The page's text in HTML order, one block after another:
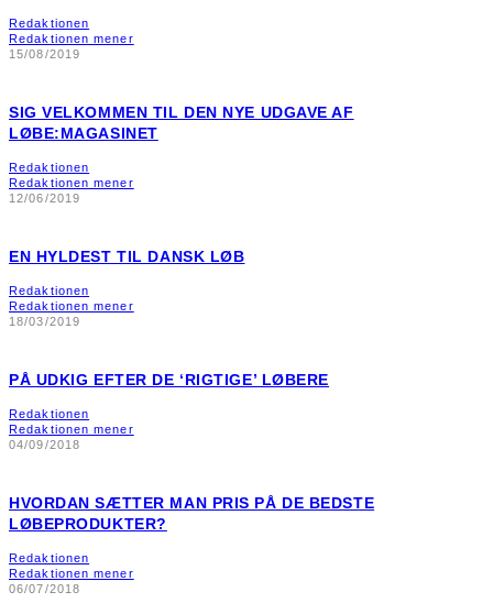
Redaktionen
Redaktionen mener
15/08/2019
SIG VELKOMMEN TIL DEN NYE UDGAVE AF
LØBE:MAGASINET
Redaktionen
Redaktionen mener
12/06/2019
EN HYLDEST TIL DANSK LØB
Redaktionen
Redaktionen mener
18/03/2019
PÅ UDKIG EFTER DE ‘RIGTIGE’ LØBERE
Redaktionen
Redaktionen mener
04/09/2018
HVORDAN SÆTTER MAN PRIS PÅ DE BEDSTE
LØBEPRODUKTER?
Redaktionen
Redaktionen mener
06/07/2018